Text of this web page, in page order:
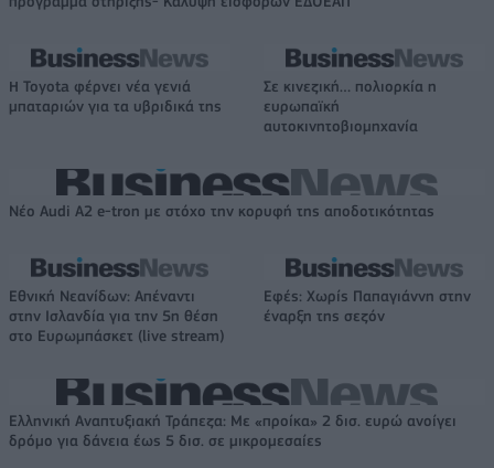
Η Toyota φέρνει νέα γενιά
μπαταριών για τα υβριδικά της
Σε κινεζική… πολιορκία η
ευρωπαϊκή
αυτοκινητοβιομηχανία
Νέο Audi A2 e-tron με στόχο την κορυφή της αποδοτικότητας
Εθνική Νεανίδων: Απέναντι
στην Ισλανδία για την 5η θέση
στο Ευρωμπάσκετ (live stream)
Εφές: Χωρίς Παπαγιάννη στην
έναρξη της σεζόν
Ελληνική Αναπτυξιακή Τράπεζα: Με «προίκα» 2 δισ. ευρώ ανοίγει
δρόμο για δάνεια έως 5 δισ. σε μικρομεσαίες